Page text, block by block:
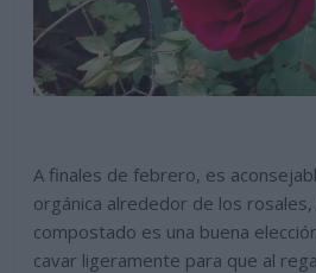
A finales de febrero, es
orgánica alrededor de los
compostado es una buena
cavar ligeramente para que al